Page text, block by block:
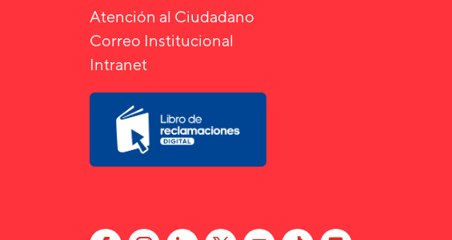
Atención al Ciudadano
Correo Institucional
Intranet